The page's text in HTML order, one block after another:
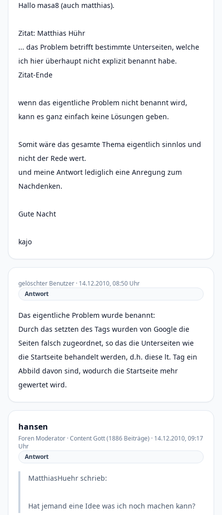
Hallo masa8 (auch matthias).
Zitat: Matthias Hühr
... das Problem betrifft bestimmte Unterseiten, welche
ich hier überhaupt nicht explizit benannt habe.
Zitat-Ende
wenn das eigentliche Problem nicht benannt wird,
kann es ganz einfach keine Lösungen geben.
Somit wäre das gesamte Thema eigentlich sinnlos und
nicht der Rede wert.
und meine Antwort lediglich eine Anregung zum
Nachdenken.
Gute Nacht
kajo
gelöschter Benutzer · 14.12.2010, 08:50 Uhr
Antwort
Das eigentliche Problem wurde benannt:
Durch das setzten des Tags wurden von Google die
Seiten falsch zugeordnet, so das die Unterseiten wie
die Startseite behandelt werden, d.h. diese lt. Tag ein
Abbild davon sind, wodurch die Startseite mehr
gewertet wird.
hansen
Foren Moderator · Content Gott (1886 Beiträge) · 14.12.2010, 09:17
Uhr
Antwort
MatthiasHuehr schrieb:
Hat jemand eine Idee was ich noch machen kann?